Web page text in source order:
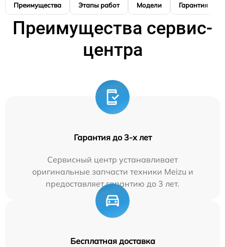
Преимущества Этапы работ Модели Гарантия
Преимущества сервис-
центра
Гарантия до 3-х лет
Сервисный центр устанавливает
оригинальные запчасти техники Meizu и
предоставляет гарантию до 3 лет.
Бесплатная доставка